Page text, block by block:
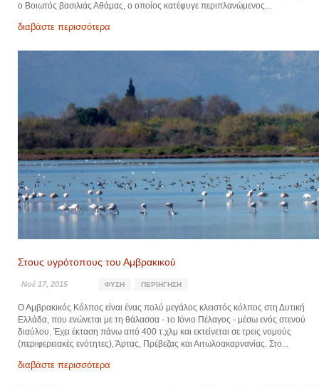
ο Βοιωτός βασιλιάς Αθάμας, ο οποίος κατέφυγε περιπλανώμενος...
διαβάστε περισσότερα
Στους υγρότοπους του Αμβρακικού
Νοέ 17, 2015 ΦΎΣΗ ΠΕΡΙΉΓΗΣΗ
Ο Αμβρακικός Κόλπος είναι ένας πολύ μεγάλος κλειστός κόλπος στη Δυτική
Ελλάδα, που ενώνεται με τη θάλασσα - το Ιόνιο Πέλαγος - μέσω ενός στενού
διαύλου. Έχει έκταση πάνω από 400 τ.χλμ και εκτείνεται σε τρεις νομούς
(περιφερειακές ενότητες), Άρτας, Πρέβεζας και Αιτωλοακαρνανίας. Στο...
διαβάστε περισσότερα